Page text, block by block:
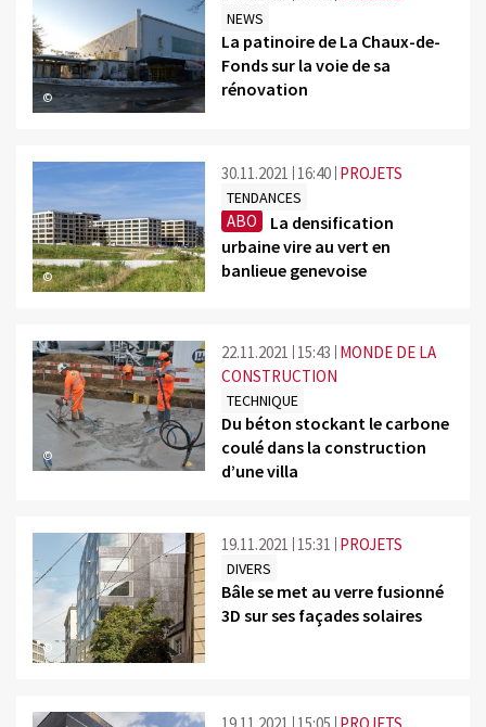
©
NEWS
La patinoire de La Chaux-de-
Fonds sur la voie de sa
rénovation
©
30.11.2021 16:40 PROJETS
TENDANCES
ABO
La densification
urbaine vire au vert en
banlieue genevoise
©
22.11.2021 15:43 MONDE DE LA
CONSTRUCTION
TECHNIQUE
Du béton stockant le carbone
coulé dans la construction
d’une villa
©
19.11.2021 15:31 PROJETS
DIVERS
Bâle se met au verre fusionné
3D sur ses façades solaires
19.11.2021 15:05 PROJETS